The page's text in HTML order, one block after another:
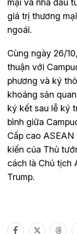
giá trị thương
ngoái.
Cùng ngày 26/
thuận với
phương và ký
khoáng sản
ký kết sau lễ ký
bình giữa
Cấp cao
kiến của Thủ
cách là Chủ tịch
Trump.